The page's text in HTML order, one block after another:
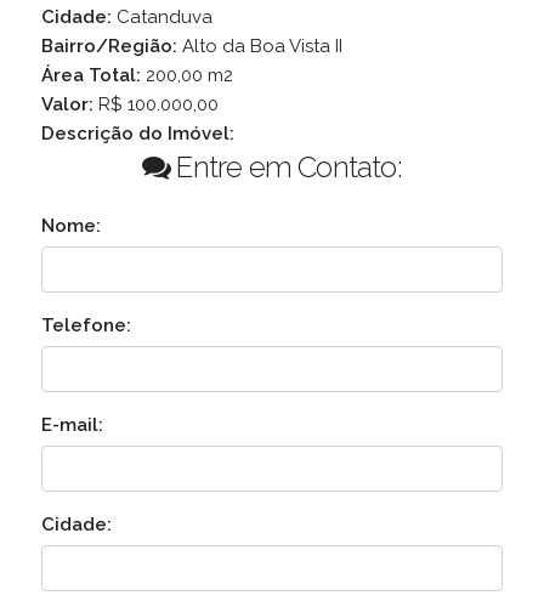
Cidade: Catanduva
Bairro/Região: Alto da Boa Vista II
Área Total: 200,00 m2
Valor: R$ 100.000,00
Descrição do Imóvel:
Entre em Contato:
Nome:
Telefone:
E-mail:
Cidade: